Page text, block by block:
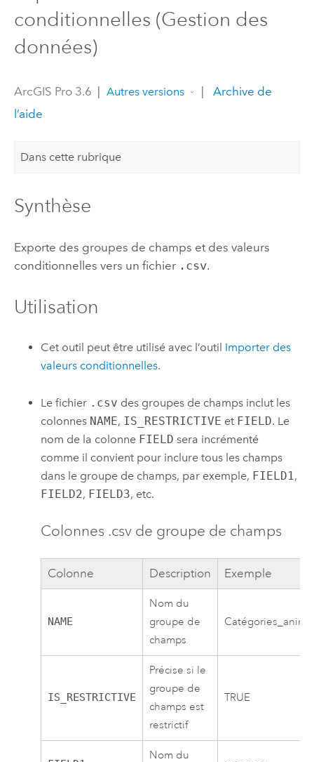
conditionnelles (Gestion des
données)
ArcGIS Pro 3.6 | Autres versions |
Archive de
l’aide
Dans cette rubrique
Synthèse
Exporte des groupes de champs et des valeurs
conditionnelles vers un fichier .csv.
Utilisation
Cet outil peut être utilisé avec l’outil Importer des
valeurs conditionnelles.
Le fichier .csv des groupes de champs inclut les
colonnes NAME, IS_RESTRICTIVE et FIELD. Le
nom de la colonne FIELD sera incrémenté
comme il convient pour inclure tous les champs
dans le groupe de champs, par exemple, FIELD1 ,
FIELD2, FIELD3, etc.
Colonnes .csv de groupe de champs
Colonne Description Exemple
NAME
Nom du
groupe de
champs
IS_RESTRICTIVE
Précise si le
groupe de
champs est
restrictif
TRUE
Nom du